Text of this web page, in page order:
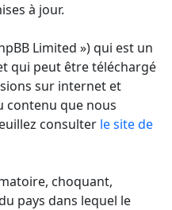
à jour.
Limited ») qui est un
qui peut être téléchargé
sur internet et
contenu que nous
consulter le site de
choquant,
pays dans lequel le